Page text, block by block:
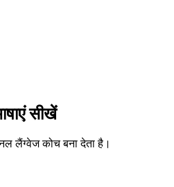
सीखें
लैंग्वेज कोच बना देता है।